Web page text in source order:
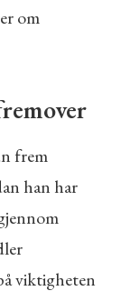
om
frem
han har
viktigheten